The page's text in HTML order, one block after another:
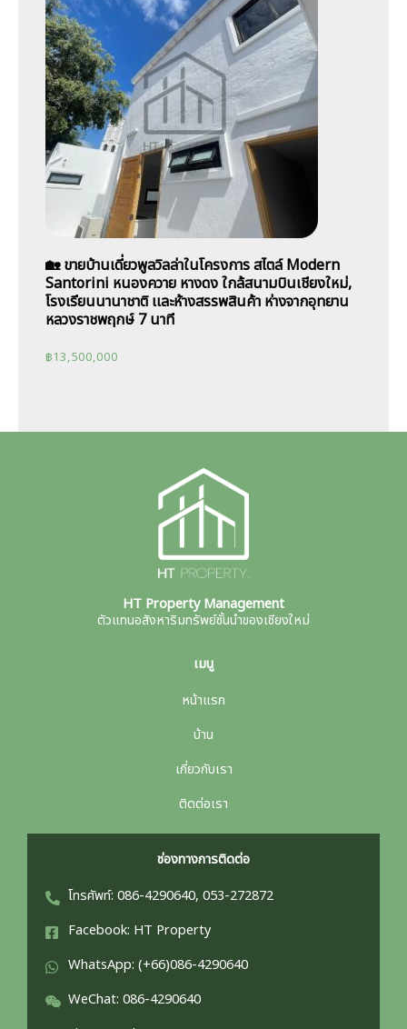
🏡 ขายบ้านเดี่ยวพูลวิลล่าในโครงการ สไตล์ Modern
Santorini หนองควาย หางดง ใกล้สนามบินเชียงใหม่,
โรงเรียนนานาชาติ เเละห้างสรรพสินค้า ห่างจากอุทยาน
หลวงราชพฤกษ์ 7 นาที
฿13,500,000
HT Property Management
ตัวแทนอสังหาริมทรัพย์ชั้นนำของเชียงใหม่
เมนู
หน้าแรก
บ้าน
เกี่ยวกับเรา
ติดต่อเรา
ช่องทางการติดต่อ
โทรศัพท์: 086-4290640, 053-272872
Facebook: HT Property
WhatsApp: (+66)086-4290640
WeChat: 086-4290640